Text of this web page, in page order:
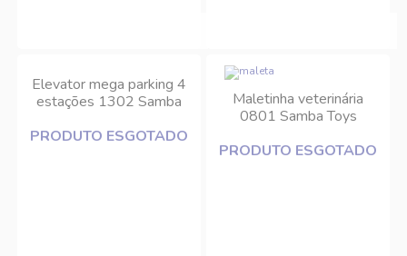
Elevator mega parking 4
estações 1302 Samba
PRODUTO ESGOTADO
Maletinha veterinária
0801 Samba Toys
PRODUTO ESGOTADO